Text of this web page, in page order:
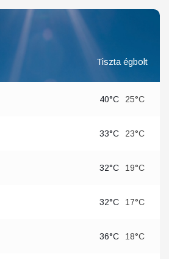
Tiszta égbolt
40°C 25°C
33°C 23°C
32°C 19°C
32°C 17°C
36°C 18°C